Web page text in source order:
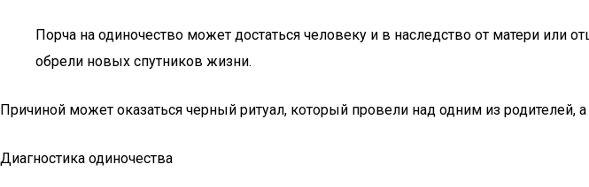
Порча на одиночество может достаться человеку и в наследство от матери или
обрели новых спутников жизни.
Причиной может оказаться черный ритуал, который провели над одним из родителей,
Диагностика одиночества